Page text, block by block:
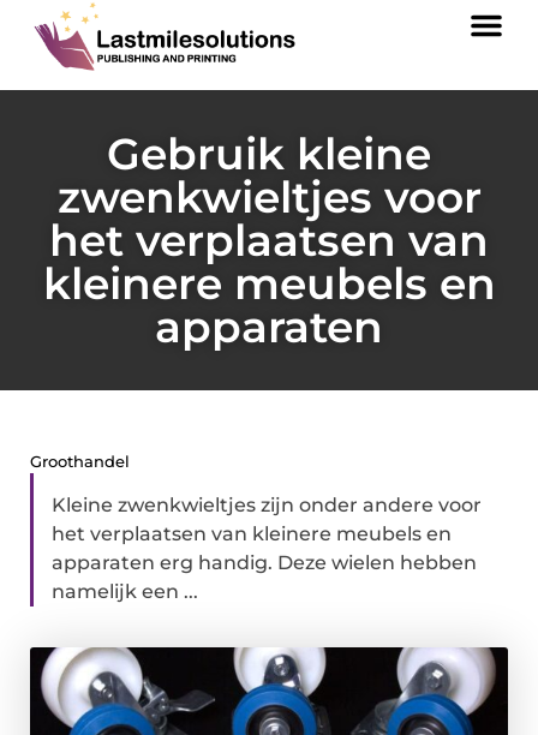
Gebruik kleine
zwenkwieltjes voor
het verplaatsen van
kleinere meubels en
apparaten
Groothandel
Kleine zwenkwieltjes zijn onder andere voor
het verplaatsen van kleinere meubels en
apparaten erg handig. Deze wielen hebben
namelijk een ...